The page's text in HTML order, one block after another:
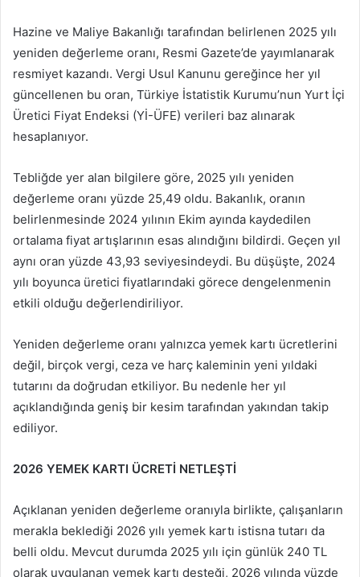
Hazine ve Maliye Bakanlığı tarafından belirlenen 2025 yılı
yeniden değerleme oranı, Resmi Gazete’de yayımlanarak
resmiyet kazandı. Vergi Usul Kanunu gereğince her yıl
güncellenen bu oran, Türkiye İstatistik Kurumu’nun Yurt İçi
Üretici Fiyat Endeksi (Yİ-ÜFE) verileri baz alınarak
hesaplanıyor.
Tebliğde yer alan bilgilere göre, 2025 yılı yeniden
değerleme oranı yüzde 25,49 oldu. Bakanlık, oranın
belirlenmesinde 2024 yılının Ekim ayında kaydedilen
ortalama fiyat artışlarının esas alındığını bildirdi. Geçen yıl
aynı oran yüzde 43,93 seviyesindeydi. Bu düşüşte, 2024
yılı boyunca üretici fiyatlarındaki görece dengelenmenin
etkili olduğu değerlendiriliyor.
Yeniden değerleme oranı yalnızca yemek kartı ücretlerini
değil, birçok vergi, ceza ve harç kaleminin yeni yıldaki
tutarını da doğrudan etkiliyor. Bu nedenle her yıl
açıklandığında geniş bir kesim tarafından yakından takip
ediliyor.
2026 YEMEK KARTI ÜCRETİ NETLEŞTİ
Açıklanan yeniden değerleme oranıyla birlikte, çalışanların
merakla beklediği 2026 yılı yemek kartı istisna tutarı da
belli oldu. Mevcut durumda 2025 yılı için günlük 240 TL
olarak uygulanan yemek kartı desteği, 2026 yılında yüzde